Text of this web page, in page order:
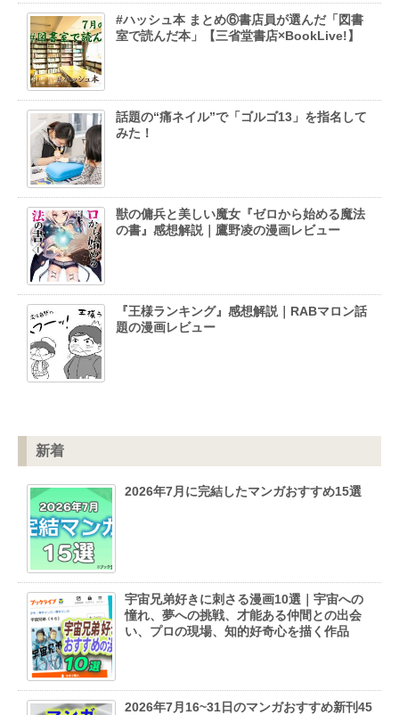
#ハッシュ本 まとめ⑥書店員が選んだ「図書
室で読んだ本」【三省堂書店×BookLive!】
話題の“痛ネイル”で「ゴルゴ13」を指名して
みた！
獣の傭兵と美しい魔女『ゼロから始める魔法
の書』感想解説｜鷹野凌の漫画レビュー
『王様ランキング』感想解説｜RABマロン話
題の漫画レビュー
新着
2026年7月に完結したマンガおすすめ15選
宇宙兄弟好きに刺さる漫画10選｜宇宙への
憧れ、夢への挑戦、才能ある仲間との出会
い、プロの現場、知的好奇心を描く作品
2026年7月16~31日のマンガおすすめ新刊45